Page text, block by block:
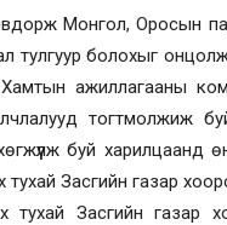
Монгол, Оросын
тулгуур болохыг
ажиллагааны
тогтмолжиж
буй харилцаанд
тухай Засгийн газар
тухай Засгийн